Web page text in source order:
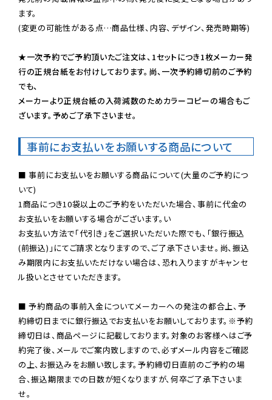
ます。
(変更の可能性がある点…商品仕様、内容、デザイン、発売時期等)
★一次予約でご予約頂いたご注文は、1セットにつき1枚メーカー発
行の正規台紙をお付けしております。尚、一次予約締切前のご予約
でも、
メーカーより正規台紙の入荷減数のためカラーコピーの場合もご
ざいます。予めご了承下さいませ。
事前にお支払いをお願いする商品について
■ 事前にお支払いをお願いする商品について(大量のご予約につ
いて)
1商品につき10袋以上のご予約をいただいた場合、事前に代金の
お支払いをお願いする場合がございます。い
お支払い方法で「代引き」をご選択いただいた際でも、「銀行振込
(前振込)」にてご請求となりますので、ご了承下さいませ。尚、振込
み期限内にお支払いただけない場合は、恐れ入りますがキャンセ
ル扱いとさせていただきます。
■ 予約商品の事前入金についてメーカーへの発注の都合上、予
約締切日までに銀行振込でお支払いをお願いしております。※予約
締切日は、商品ページに記載しております。対象のお客様へはご予
約完了後、メールでご案内致しますので、必ずメール内容をご確認
の上、お振込みをお願い致します。予約締切日直前のご予約の場
合、振込期限までの日数が短くなりますが、何卒ご了承下さいま
せ。